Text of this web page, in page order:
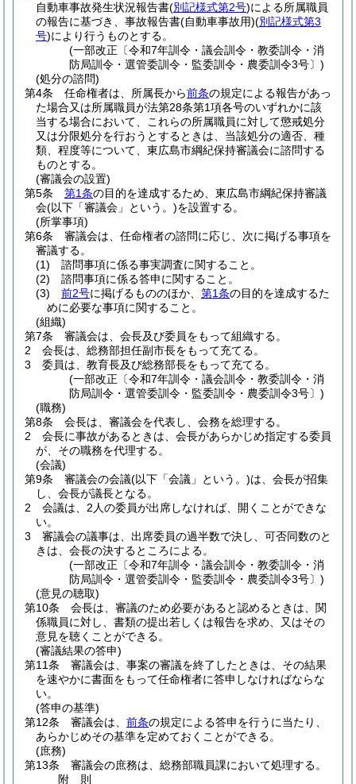
自動車事故発生状況報告書(別記様式第2号)による所属職員
の報告に基づき、事故報告書(自動車事故用)(別記様式第3
号)により行うものとする。
(一部改正〔令和7年訓令・議会訓令・教委訓令・消
防局訓令・選管委訓令・監委訓令・農委訓令3号〕)
(処分の諮問)
第4条
任命権者は、所属長から前条の規定による報告があっ
た場合又は所属職員が法第28条第1項各号のいずれかに該
当する場合において、これらの所属職員に対して懲戒処分
又は分限処分を行おうとするときは、当該処分の適否、種
類、程度等について、東広島市綱紀保持審議会に諮問する
ものとする。
(審議会の設置)
第5条
第1条の目的を達成するため、東広島市綱紀保持審議
会(以下「審議会」という。)を設置する。
(所掌事項)
第6条
審議会は、任命権者の諮問に応じ、次に掲げる事項を
審議する。
(1)
諮問事項に係る事実調査に関すること。
(2)
諮問事項に係る答申に関すること。
(3)
前2号に掲げるもののほか、 第1条の目的を達成するた
めに必要な事項に関すること。
(組織)
第7条
審議会は、会長及び委員をもって組織する。
2
会長は、総務部担任副市長をもって充てる。
3
委員は、教育長及び総務部長をもって充てる。
(一部改正〔令和7年訓令・議会訓令・教委訓令・消
防局訓令・選管委訓令・監委訓令・農委訓令3号〕)
(職務)
第8条
会長は、審議会を代表し、会務を総理する。
2
会長に事故があるときは、会長があらかじめ指定する委員
が、その職務を代理する。
(会議)
第9条
審議会の会議(以下「会議」という。)は、会長が招集
し、会長が議長となる。
2
会議は、2人の委員が出席しなければ、開くことができな
い。
3
審議会の議事は、出席委員の過半数で決し、可否同数のと
きは、会長の決するところによる。
(一部改正〔令和7年訓令・議会訓令・教委訓令・消
防局訓令・選管委訓令・監委訓令・農委訓令3号〕)
(意見の聴取)
第10条
会長は、審議のため必要があると認めるときは、関
係職員に対し、書類の提出若しくは報告を求め、又はその
意見を聴くことができる。
(審議結果の答申)
第11条
審議会は、事案の審議を終了したときは、その結果
を速やかに書面をもって任命権者に答申しなければならな
い。
(答申の基準)
第12条
審議会は、 前条の規定による答申を行うに当たり、
あらかじめその基準を定めておくことができる。
(庶務)
第13条
審議会の庶務は、総務部職員課において処理する。
附 則